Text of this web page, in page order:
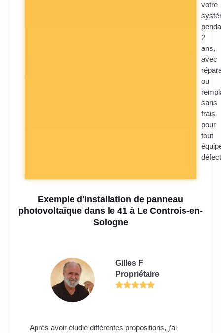
votre
2
ans,
avec
ou
sans
frais
pour
tout
Exemple d'installation de panneau
photovoltaïque dans le 41 à Le Controis-en-
Sologne
Gilles F
Propriétaire
Après avoir étudié différentes propositions, j’ai